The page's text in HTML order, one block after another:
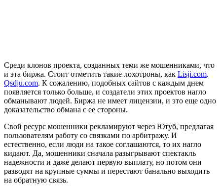
Среди клонов проекта, созданных теми же мошенниками, что
и эта биржа. Стоит отметить такие лохотроны, как Lisji.com.
Qsdju.com. К сожалению, подобных сайтов с каждым днем
появляется только больше, и создатели этих проектов нагло
обманывают людей. Биржа не имеет лицензии, и это еще одно
доказательство обмана с ее стороны.
Свой ресурс мошенники рекламируют через Ютуб, предлагая
пользователям работу со связками по арбитражу. И
естественно, если люди на такое соглашаются, то их нагло
кидают. Да, мошенники сначала разыгрывают спектакль
надежности и даже делают первую выплату, но потом они
разводят на крупные суммы и перестают банально выходить
на обратную связь.